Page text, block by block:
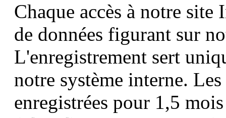
Chaque accès à notre
de données figurant sur
L'enregistrement sert
notre système interne.
enregistrées pour 1,5